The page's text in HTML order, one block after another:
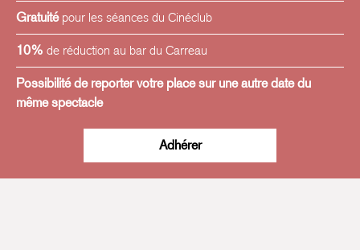
cuvée de merlot : le vin - d'aspect rouge - a gardé la
gourmandise déliée du Merlot en prenant des accents
aromatiques plus chatoyants, et un tonus de blanc.
L’illustration est signée Zoé Coulon@faune_studio.
Gratuitépour les séances du Cinéclub
10% de réduction au bar du Carreau
Possibilité de reporter votre place sur une autre date du
même spectacle
Adhérer